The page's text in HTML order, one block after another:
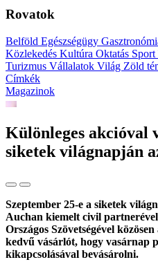
Rovatok
Belföld Egészségügy
Közlekedés Kultúra Oktatás Sport
Turizmus Vállalatok Világ Zöld
Címkék
Magazinok
Különleges akcióval
siketek világnapján
Szeptember 25-e a siketek
Auchan kiemelt civil
Országos Szövetségével
kedvű vásárlót, hogy vasárnap
kikapcsolásával bevásárolni.